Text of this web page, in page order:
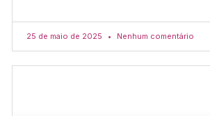
25 de maio de 2025 Nenhum comentário